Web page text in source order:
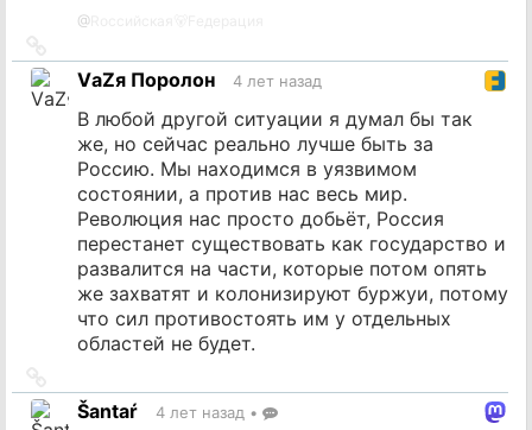
@
на
источник
VаZя Поролон 4 лет назад
В любой другой ситуации я думал бы так
же, но сейчас реально лучше быть за
Россию. Мы находимся в уязвимом
состоянии, а против нас весь мир.
Революция нас просто добьёт, Россия
перестанет существовать как государство и
развалится на части, которые потом опять
же захватят и колонизируют буржуи, потому
что сил противостоять им у отдельных
областей не будет.
на
источник
Šantaŕ 4 лет назад •